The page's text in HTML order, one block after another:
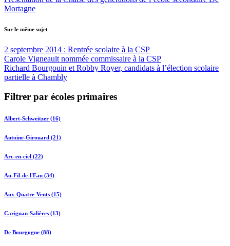
Mortagne
Sur le même sujet
2 septembre 2014 : Rentrée scolaire à la CSP
Carole Vigneault nommée commissaire à la CSP
Richard Bourgouin et Robby Royer, candidats à l’élection scolaire
partielle à Chambly
Filtrer par écoles primaires
Albert-Schweitzer (16)
Antoine-Girouard (21)
Arc-en-ciel (22)
Au-Fil-de-l'Eau (34)
Aux-Quatre-Vents (15)
Carignan-Salières (13)
De Bourgogne (88)